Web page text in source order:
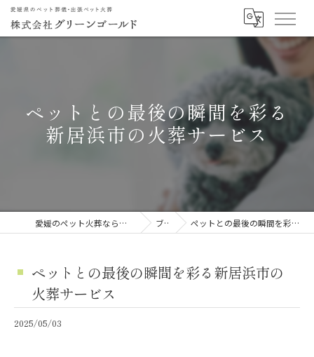
ペットとの最後の瞬間を彩る
新居浜市の火葬サービス
愛媛のペット火葬なら株式会社グリーンゴールド ブログ ペットとの最後の瞬間を彩る新居浜市の火葬サービス
ペットとの最後の瞬間を彩る新居浜市の
火葬サービス
2025/05/03